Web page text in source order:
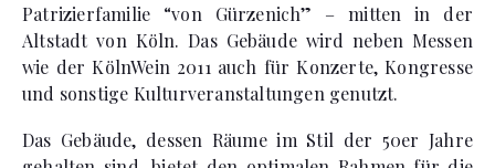
Patrizierfamilie “von Gürzenich” – mitten in der
Altstadt von Köln. Das Gebäude wird neben Messen
wie der KölnWein 2011 auch für Konzerte, Kongresse
und sonstige Kulturveranstaltungen genutzt.
Das Gebäude, dessen Räume im Stil der 50er Jahre